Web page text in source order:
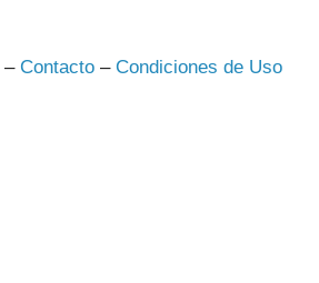
– Contacto – Condiciones de Uso